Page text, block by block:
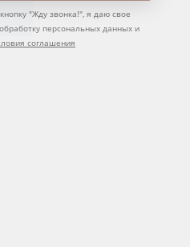
"Жду звонка!", я даю свое
персональных данных и
соглашения